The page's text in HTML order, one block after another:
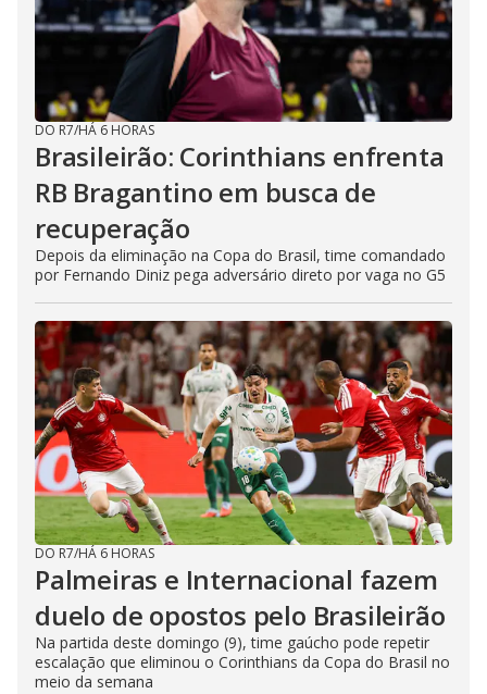
DO R7/HÁ 6 HORAS
Brasileirão: Corinthians enfrenta
RB Bragantino em busca de
recuperação
Depois da eliminação na Copa do Brasil, time comandado
por Fernando Diniz pega adversário direto por vaga no G5
DO R7/HÁ 6 HORAS
Palmeiras e Internacional fazem
duelo de opostos pelo Brasileirão
Na partida deste domingo (9), time gaúcho pode repetir
escalação que eliminou o Corinthians da Copa do Brasil no
meio da semana